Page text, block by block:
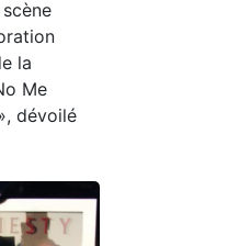
la
Me
dévoilé